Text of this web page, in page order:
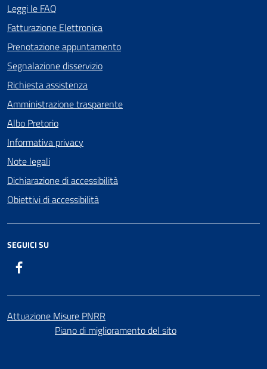
Leggi le FAQ
Fatturazione Elettronica
Prenotazione appuntamento
Segnalazione disservizio
Richiesta assistenza
Amministrazione trasparente
Albo Pretorio
Informativa privacy
Note legali
Dichiarazione di accessibilità
Obiettivi di accessibilità
SEGUICI SU
Attuazione Misure PNRR
Piano di miglioramento del sito